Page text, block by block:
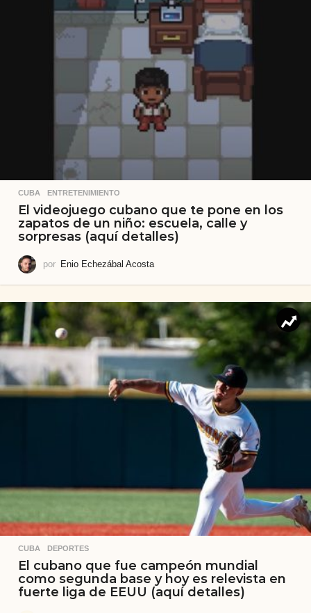
CUBA ,ENTRETENIMIENTO
El videojuego cubano que te pone en los
zapatos de un niño: escuela, calle y
sorpresas (aquí detalles)
por Enio Echezábal Acosta
CUBA ,DEPORTES
El cubano que fue campeón mundial
como segunda base y hoy es relevista en
fuerte liga de EEUU (aquí detalles)